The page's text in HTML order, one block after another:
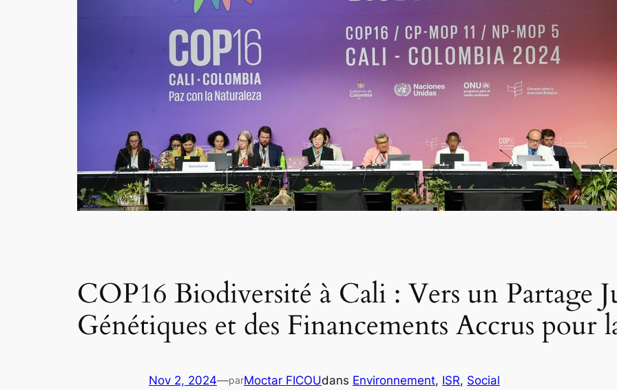
COP16 Biodiversité à Cali : Vers un Partage
Génétiques et des Financements Accrus pour
Nov 2, 2024—parMoctar FICOUdans Environnement, ISR, Social